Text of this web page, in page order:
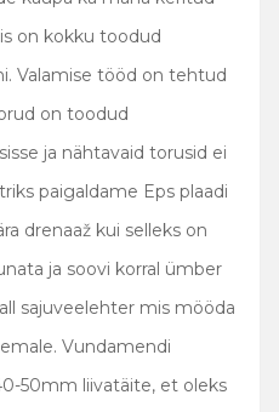
on kokku toodud
Valamise tööd on tehtud
on toodud
ja nähtavaid torusid ei
paigaldame Eps plaadi
drenaaž kui selleks on
ja soovi korral ümber
sajuveelehter mis mööda
Vundamendi
50mm liivatäite, et oleks